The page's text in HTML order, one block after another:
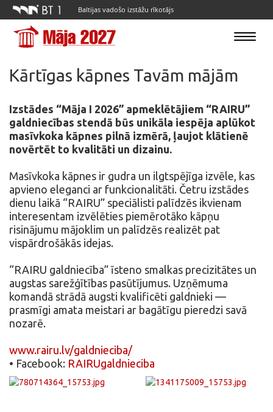
Baltijas vadošo izstāžu rīkotājs
Toggle
Kārtīgas kāpnes Tavām mājām
Izstādes “Māja I 2026” apmeklētājiem “RAIRU”
galdniecības stendā būs unikāla iespēja aplūkot
masīvkoka kāpnes pilnā izmērā, ļaujot klātienē
novērtēt to kvalitāti un dizainu.
Masīvkoka kāpnes ir gudra un ilgtspējīga izvēle, kas
apvieno eleganci ar funkcionalitāti. Četru izstādes
dienu laikā “RAIRU” speciālisti palīdzēs ikvienam
interesentam izvēlēties piemērotāko kāpņu
risinājumu mājoklim un palīdzēs realizēt pat
vispārdrošākās idejas.
“RAIRU galdniecība” īsteno smalkas precizitātes un
augstas sarežģītības pasūtījumus. Uzņēmuma
komandā strādā augsti kvalificēti galdnieki —
prasmīgi amata meistari ar bagātīgu pieredzi savā
nozarē.
www.rairu.lv/galdnieciba/
• Facebook: RAIRUgaldnieciba